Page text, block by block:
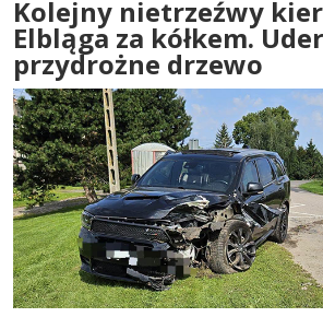
Kolejny nietrzeźwy
Elbląga za kółkem.
przydrożne drzewo